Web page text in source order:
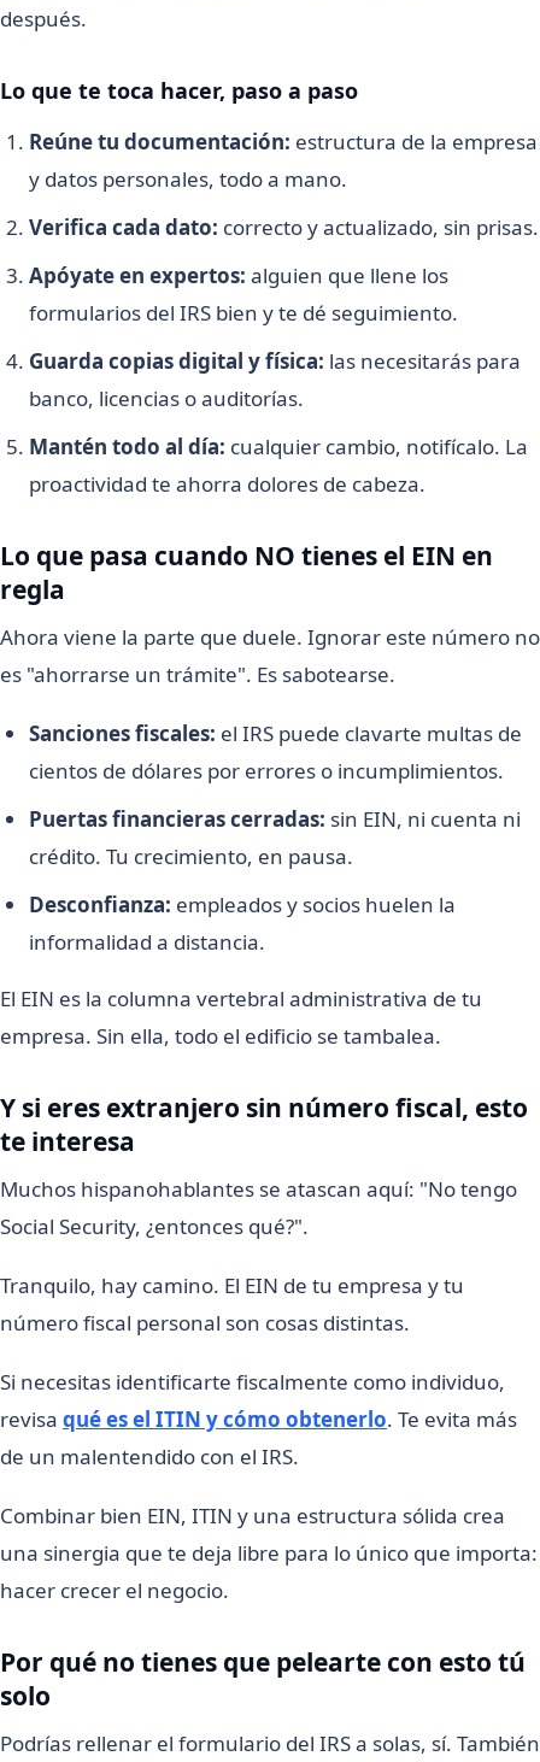
después.
Lo que te toca hacer, paso a paso
Reúne tu documentación: estructura de la empresa
y datos personales, todo a mano.
Verifica cada dato: correcto y actualizado, sin prisas.
Apóyate en expertos: alguien que llene los
formularios del IRS bien y te dé seguimiento.
Guarda copias digital y física: las necesitarás para
banco, licencias o auditorías.
Mantén todo al día: cualquier cambio, notifícalo. La
proactividad te ahorra dolores de cabeza.
Lo que pasa cuando NO tienes el EIN en
regla
Ahora viene la parte que duele. Ignorar este número no
es "ahorrarse un trámite". Es sabotearse.
Sanciones fiscales: el IRS puede clavarte multas de
cientos de dólares por errores o incumplimientos.
Puertas financieras cerradas: sin EIN, ni cuenta ni
crédito. Tu crecimiento, en pausa.
Desconfianza: empleados y socios huelen la
informalidad a distancia.
El EIN es la columna vertebral administrativa de tu
empresa. Sin ella, todo el edificio se tambalea.
Y si eres extranjero sin número fiscal, esto
te interesa
Muchos hispanohablantes se atascan aquí: "No tengo
Social Security, ¿entonces qué?".
Tranquilo, hay camino. El EIN de tu empresa y tu
número fiscal personal son cosas distintas.
Si necesitas identificarte fiscalmente como individuo,
revisa qué es el ITIN y cómo obtenerlo. Te evita más
de un malentendido con el IRS.
Combinar bien EIN, ITIN y una estructura sólida crea
una sinergia que te deja libre para lo único que importa:
hacer crecer el negocio.
Por qué no tienes que pelearte con esto tú
solo
Podrías rellenar el formulario del IRS a solas, sí. También